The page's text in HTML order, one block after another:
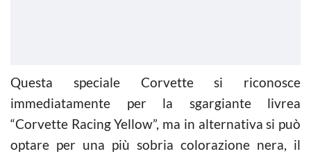
Questa speciale Corvette si riconosce
immediatamente per la sgargiante livrea
“Corvette Racing Yellow”, ma in alternativa si può
optare per una più sobria colorazione nera, il